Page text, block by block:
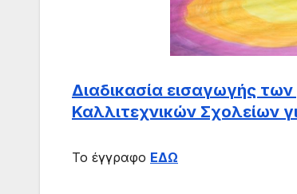
Διαδικασία εισαγωγής
Καλλιτεχνικών Σχολείων
Το έγγραφο ΕΔΩ